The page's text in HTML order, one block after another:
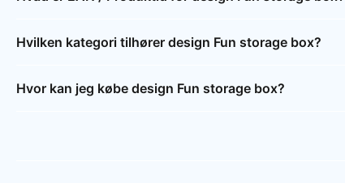
Hvilken kategori tilhører design Fun storage box?
Hvor kan jeg købe design Fun storage box?